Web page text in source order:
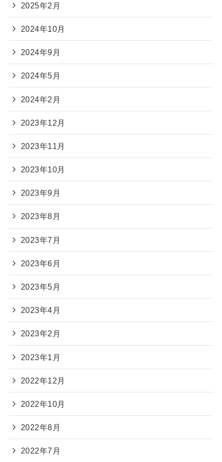
2025年2月
2024年10月
2024年9月
2024年5月
2024年2月
2023年12月
2023年11月
2023年10月
2023年9月
2023年8月
2023年7月
2023年6月
2023年5月
2023年4月
2023年2月
2023年1月
2022年12月
2022年10月
2022年8月
2022年7月